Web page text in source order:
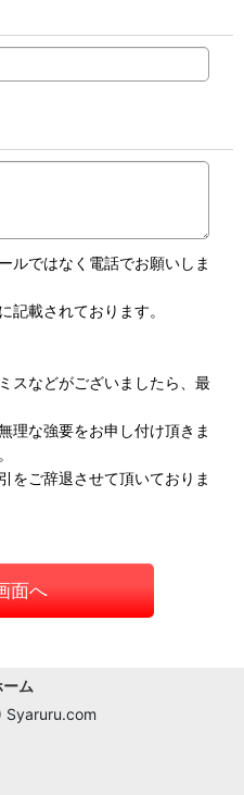
ルではなく電話でお願いしま
記載されております。
スなどがございましたら、最
理な強要をお申し付け頂きま
をご辞退させて頂いておりま
面へ
ム
Syaruru.com